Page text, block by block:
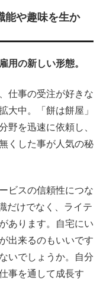
能や趣味を生か
用の新しい形態。
仕事の受注が好きな
大中。「餅は餅屋」
野を迅速に依頼し、
くした事が人気の秘
ビスの信頼性につな
だけでなく、ライテ
あります。自宅にい
出来るのもいいです
いでしょうか。自分
事を通して成長す